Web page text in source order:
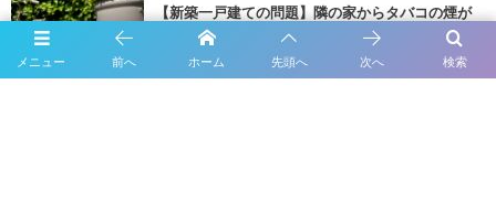
【新築一戸建ての問題】隣の家からタバコの煙が
流れてきた時の対処法
メニュー 検索
前へ ホーム 先頭へ 次へ